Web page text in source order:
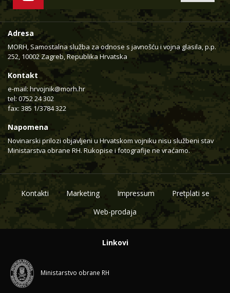
Adresa
MORH, Samostalna služba za odnose s javnošću i vojna glasila, p.p.
252, 10002 Zagreb, Republika Hrvatska
Kontakt
e-mail: hrvojnik@morh.hr
tel: 0752 24 302
fax: 385 1/3784 322
Napomena
Novinarski prilozi objavljeni u Hrvatskom vojniku nisu službeni stav
Ministarstva obrane RH. Rukopise i fotografije ne vraćamo.
Kontakti Marketing Impressum
Pretplati se
Web-prodaja
Linkovi
Ministarstvo obrane RH